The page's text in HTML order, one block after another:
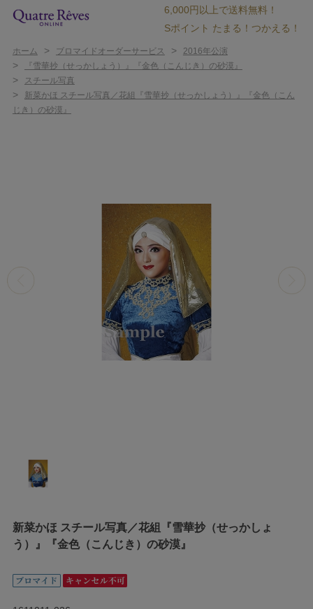
6,000円以上で送料無料！
Sポイント たまる！つかえる！
ホーム > ブロマイドオーダーサービス > 2016年公演
> 『雪華抄（せっかしょう）』『金色（こんじき）の砂漠』
> スチール写真
>
新菜かほ スチール写真／花組『雪華抄（せっかしょう）』『金色（こん
じき）の砂漠』
新菜かほ スチール写真／花組『雪華抄（せっかしょ
う）』『金色（こんじき）の砂漠』